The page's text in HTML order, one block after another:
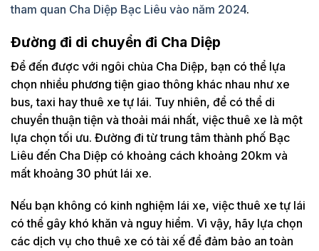
tham quan Cha Diệp Bạc Liêu vào năm 2024.
Đường đi di chuyển đi Cha Diệp
Để đến được với ngôi chùa Cha Diệp, bạn có thể lựa
chọn nhiều phương tiện giao thông khác nhau như xe
bus, taxi hay thuê xe tự lái. Tuy nhiên, để có thể di
chuyển thuận tiện và thoải mái nhất, việc thuê xe là một
lựa chọn tối ưu. Đường đi từ trung tâm thành phố Bạc
Liêu đến Cha Diệp có khoảng cách khoảng 20km và
mất khoảng 30 phút lái xe.
Nếu bạn không có kinh nghiệm lái xe, việc thuê xe tự lái
có thể gây khó khăn và nguy hiểm. Vì vậy, hãy lựa chọn
các dịch vụ cho thuê xe có tài xế để đảm bảo an toàn